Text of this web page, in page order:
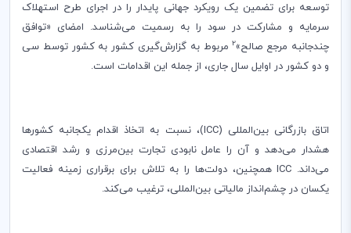
توسعه برای تضمین یک رویکرد جهانی پایدار را در اجرای طرح استهلاک
سرمایه و مشارکت در سود را به رسمیت می‌شناسد. امضای «توافق
چندجانبه مرجع صالح»2 مربوط به گزارش‌گیری کشور به کشور توسط سی
و دو کشور در اوایل سال جاری، از جمله این اقدامات است.
اتاق بازرگانی بین‌المللی (ICC)، نسبت به اتخاذ اقدام یکجانبه کشورها
هشدار می‌دهد و آن را عامل نابودی تجارت بین‌مرزی و رشد اقتصادی
می‌داند. ICCهمچنین، دولت‌ها را به تلاش برای برقراری زمینه فعالیت
یکسان در چشم‌انداز مالیاتی بین‌المللی، ترغیب می‌کند.